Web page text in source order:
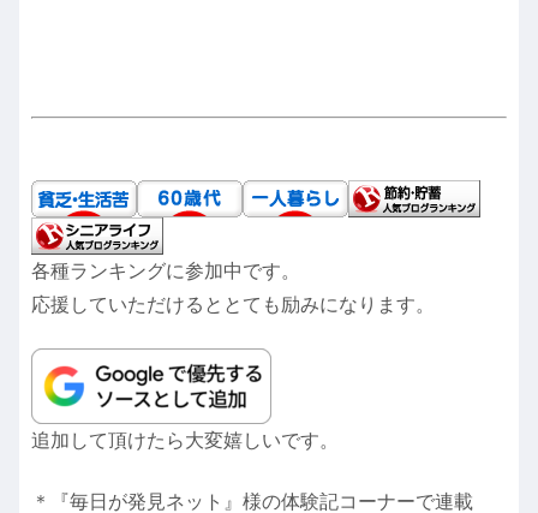
各種ランキングに参加中です。
応援していただけるととても励みになります。
追加して頂けたら大変嬉しいです。
＊『毎日が発見ネット』様の体験記コーナーで連載